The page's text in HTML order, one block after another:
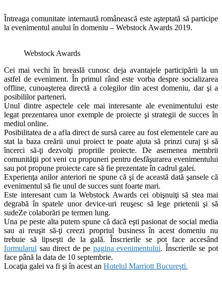
Întreaga comunitate internaută românească este aşteptată să participe
la evenimentul anului în domeniu – Webstock Awards 2019.
Webstock Awards
Cei mai vechi în breaslă cunosc deja avantajele participării la un
astfel de eveniment. În primul rând este vorba despre socializarea
offline, cunoaşterea directă a colegilor din acest domeniu, dar şi a
posibililor parteneri.
Unul dintre aspectele cele mai interesante ale evenimentului este
legat prezentarea unor exemple de proiecte şi strategii de succes în
mediul online.
Posibilitatea de a afla direct de sursă caree au fost elementele care au
stat la baza creării unui proiect te poate ajuta să prinzi curaj şi să
încerci să-ţi dezvolţi propriile proiecte. De asemenea membrii
comunităţii pot veni cu propuneri pentru desfăşurarea evenimentului
sau pot propune proiecte care să fie prezentate în cadrul galei.
Experienţa anilor anteriori ne spune că şi de această dată şansele că
evenimentul să fie unul de succes sunt foarte mari.
Este interesant cum la Webstock Awards cei obişnuiţi să stea mai
degrabă în spatele unor device-uri reuşesc să lege prietenii şi să
sudeZe colaborări pe termen lung.
Una pe peste alta putem spune că dacă eşti pasionat de social media
sau ai reuşit să-ţi creezi propriul business în acest domeniu nu
trebuie să lipseşti de la gală. Înscrierile se pot face accesând
formularul sau direct de pe pagina evenimentului. Înscrierile se pot
face până la data de 10 septembrie.
Locaţia galei va fi şi în acest an Hotelul Marriott Bucureşti.